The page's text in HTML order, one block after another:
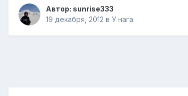
Автор: sunrise333
19 декабря, 2012 в У нага